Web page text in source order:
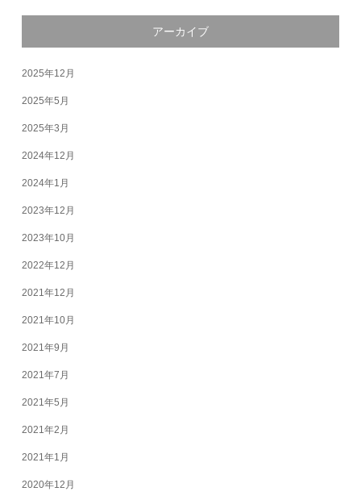
アーカイブ
2025年12月
2025年5月
2025年3月
2024年12月
2024年1月
2023年12月
2023年10月
2022年12月
2021年12月
2021年10月
2021年9月
2021年7月
2021年5月
2021年2月
2021年1月
2020年12月